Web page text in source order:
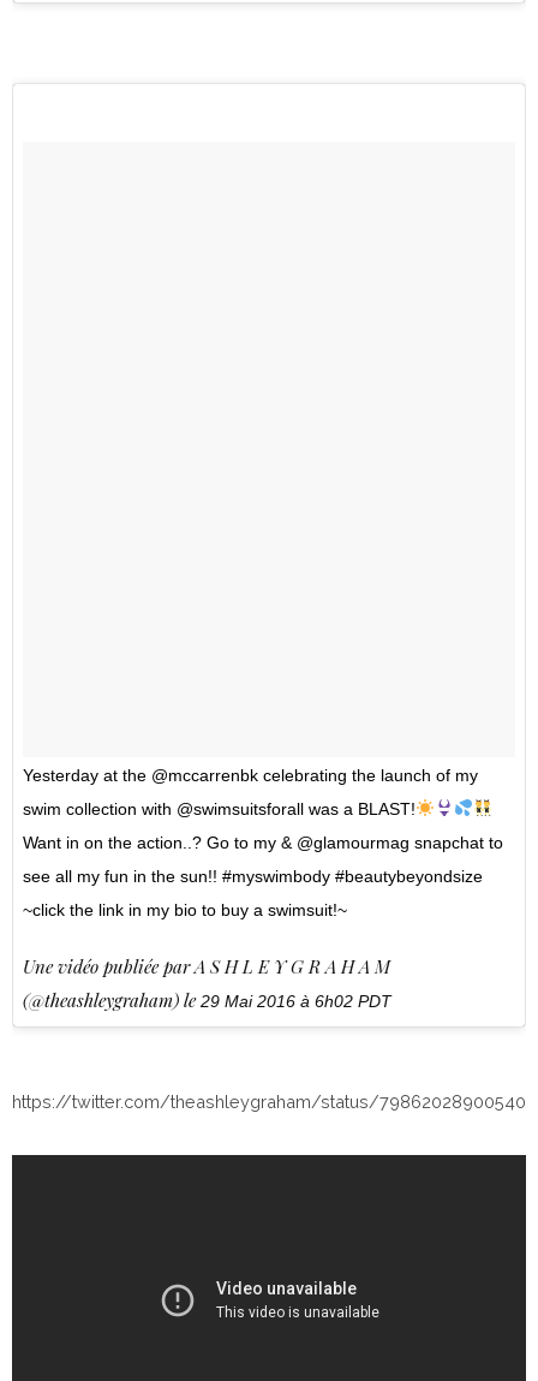
Yesterday at the @mccarrenbk celebrating the launch of my
swim collection with @swimsuitsforall was a BLAST!
Want in on the action..? Go to my & @glamourmag snapchat to
see all my fun in the sun!! #myswimbody #beautybeyondsize
~click the link in my bio to buy a swimsuit!~
Une vidéo publiée par A S H L E Y G R A H A M
(@theashleygraham) le29 Mai 2016 à 6h02 PDT
https://twitter.com/theashleygraham/status/